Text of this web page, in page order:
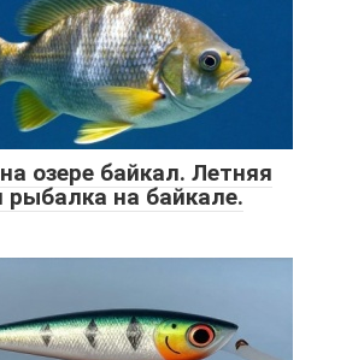
озере байкал. Летняя
рыбалка на байкале.